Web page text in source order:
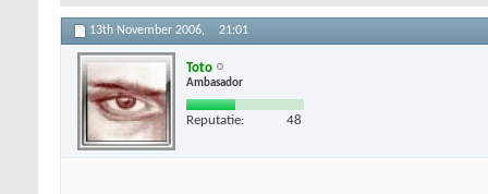
13th November 2006, 21:01
Toto
Ambasador
Reputatie: 48